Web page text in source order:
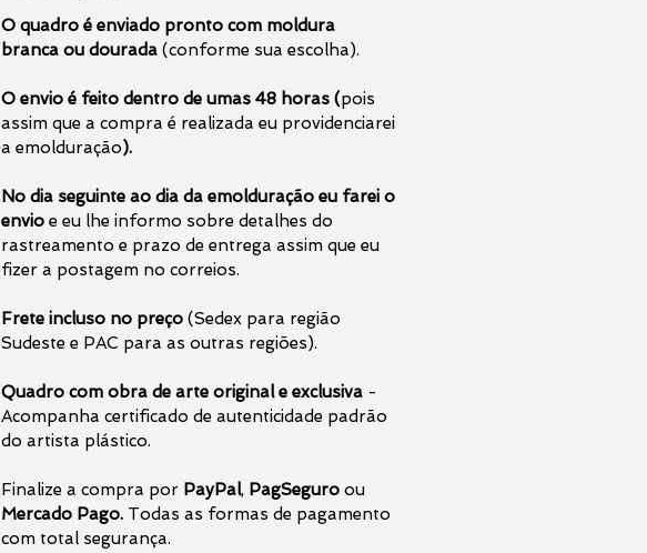
O quadro é enviado pronto com moldura
branca ou dourada (conforme sua escolha).
O envio é feito dentro de umas 48 horas (pois
assim que a compra é realizada eu providenciarei
a emolduração).
No dia seguinte ao dia da emolduração eu farei o
envio e eu lhe informo sobre detalhes do
rastreamento e prazo de entrega assim que eu
fizer a postagem no correios.
Frete incluso no preço (Sedex para região
Sudeste e PAC para as outras regiões).
Quadro com obra de arte original e exclusiva -
Acompanha certificado de autenticidade padrão
do artista plástico.
Finalize a compra por PayPal, PagSeguro ou
Mercado Pago. Todas as formas de pagamento
com total segurança.